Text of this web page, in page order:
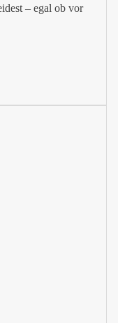
– egal ob vor